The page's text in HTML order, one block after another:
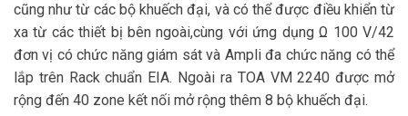
cũng như từ các bộ khuếch đại, và có thể được điều khiển từ
xa từ các thiết bị bên ngoài,cùng với ứng dụng Ω 100 V/42
đơn vị có chức năng giám sát và Ampli đa chức năng có thể
lắp trên Rack chuẩn EIA. Ngoài ra TOA VM 2240 được mở
rộng đến 40 zone kết nối mở rộng thêm 8 bộ khuếch đại.